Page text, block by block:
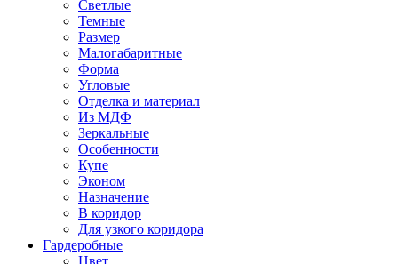
Светлые
Темные
Размер
Малогабаритные
Форма
Угловые
Отделка и материал
Из МДФ
Зеркальные
Особенности
Купе
Эконом
Назначение
В коридор
Для узкого коридора
Гардеробные
Цвет